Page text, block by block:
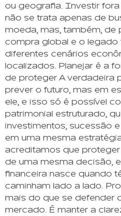
ou geografia. Investir
não se trata apenas de
moeda, mas, também,
compra global e o legado
diferentes cenários
localizados. Planejar é a
de proteger A verdadeira
prever o futuro, mas em
ele, e isso só é possível
patrimonial estruturado,
investimentos, sucessão
em uma mesma
acreditamos que
de uma mesma decisão,
financeira nasce quando
caminham lado a lado.
mais do que se defender
mercado. É manter a